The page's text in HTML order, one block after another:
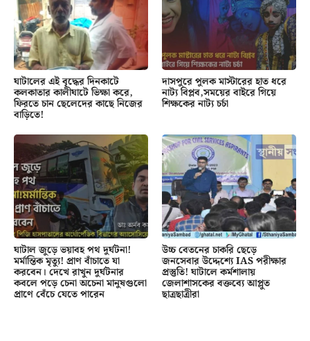
ঘাটালের এই বৃদ্ধের দিনকাটে
কলকাতার কালীঘাটে ভিক্ষা করে,
ফিরতে চান ছেলেদের কাছে নিজের
বাড়িতে!
দাসপুরে পুলক মাস্টারের হাত ধরে
নাট্য বিপ্লব,সময়ের বাইরে গিয়ে
শিক্ষকের নাট্য চর্চা
ঘাটাল জুড়ে ভয়াবহ পথ দুর্ঘটনা!
মর্মান্তিক মৃত্যু! প্রাণ বাঁচাতে যা
করবেন। দেখে রাখুন দুর্ঘটনার
কবলে পড়ে চেনা অচেনা মানুষগুলো
প্রাণে বেঁচে যেতে পারেন
উচ্চ বেতনের চাকরি ছেড়ে
জনসেবার উদ্দেশ্যে IAS পরীক্ষার
প্রস্তুতি! ঘাটালে কর্মশালায়
জেলাশাসকের বক্তব্যে আপ্লুত
ছাত্রছাত্রীরা